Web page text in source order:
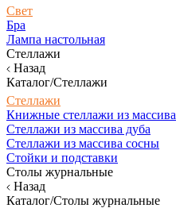
Свет
Бра
Лампа настольная
Стеллажи
Назад
Каталог/Стеллажи
Стеллажи
Книжные стеллажи из массива
Стеллажи из массива дуба
Стеллажи из массива сосны
Стойки и подставки
Столы журнальные
Назад
Каталог/Столы журнальные